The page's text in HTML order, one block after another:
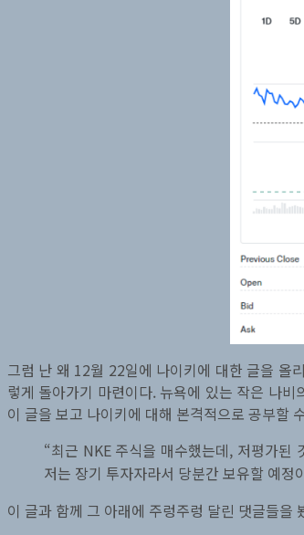
그럼 난 왜 12월 22일에 나이키에 대한 글을 올
렇게 돌아가기 마련이다. 뉴욕에 있는 작은 나
이 글을 보고 나이키에 대해 본격적으로 공부할
“최근 NKE 주식을 매수했는데, 저평가된
저는 장기 투자자라서 당분간 보유할 예
이 글과 함께 그 아래에 주렁주렁 달린 댓글들